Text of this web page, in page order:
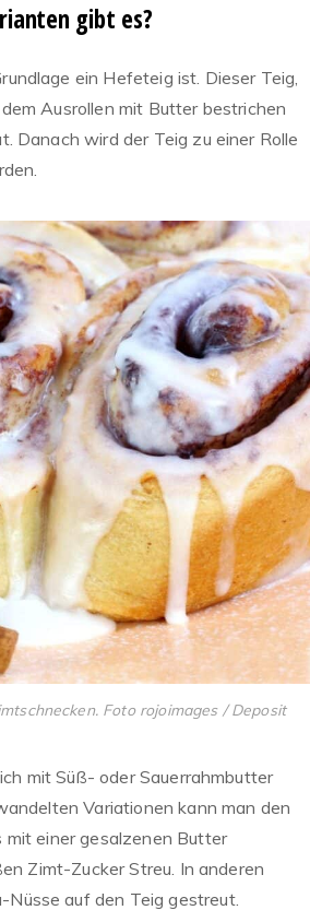
gibt es?
ein Hefeteig ist. Dieser Teig,
Ausrollen mit Butter bestrichen
Danach wird der Teig zu einer Rolle
Foto rojoimages / Deposit
mit Süß- oder Sauerrahmbutter
Variationen kann man den
mit einer gesalzenen Butter
Zimt-Zucker Streu. In anderen
auf den Teig gestreut.